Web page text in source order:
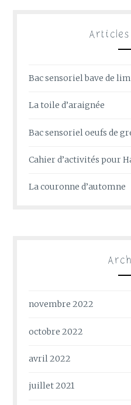
Bac sensoriel bave de
La toile d’araignée
Bac sensoriel oeufs de
Cahier d’activités pour
La couronne d’automne
novembre 2022
octobre 2022
avril 2022
juillet 2021